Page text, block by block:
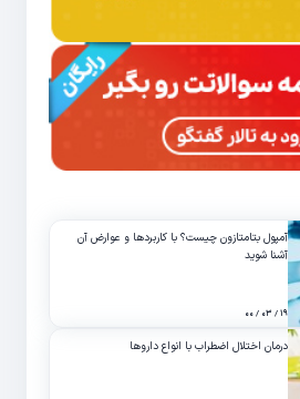
آمپول بتامتازون چیست؟ با کاربردها و عوارض آن
آشنا شوید
۱۹ / ۰۳ / ۰۰
درمان اختلال اضطراب با انواع داروها